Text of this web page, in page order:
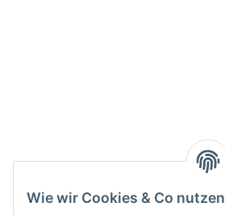
Wie wir Cookies & Co nutzen